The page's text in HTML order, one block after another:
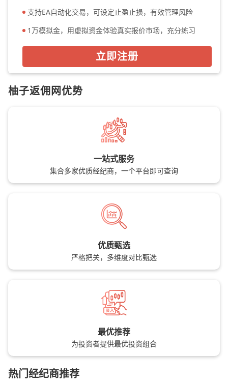
支持EA自动化交易，可设定止盈止损，有效管理风险
1万模拟金，用虚拟资金体验真实报价市场，充分练习
立即注册
柚子返佣网优势
一站式服务
集合多家优质经纪商，一个平台即可查询
优质甄选
严格把关，多维度对比甄选
最优推荐
为投资者提供最优投资组合
热门经纪商推荐